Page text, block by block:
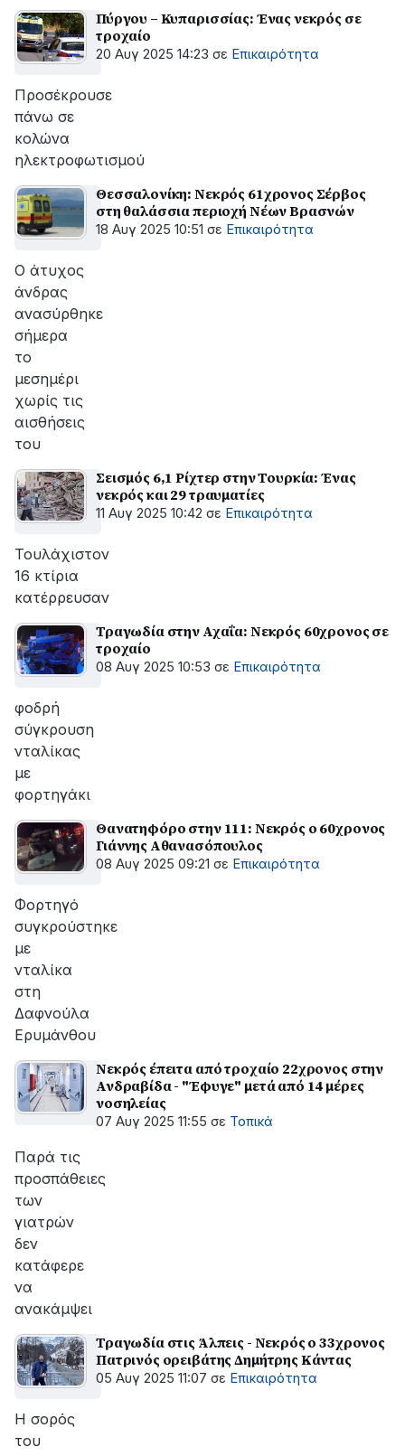
Πύργου – Κυπαρισσίας: Ένας νεκρός σε
τροχαίο
20 Αυγ 2025 14:23 σε Επικαιρότητα
Προσέκρουσε
πάνω σε
κολώνα
ηλεκτροφωτισμού
Θεσσαλονίκη: Νεκρός 61χρονος Σέρβος
στη θαλάσσια περιοχή Νέων Βρασνών
18 Αυγ 2025 10:51 σε Επικαιρότητα
Ο άτυχος
άνδρας
ανασύρθηκε
σήμερα
το
μεσημέρι
χωρίς τις
αισθήσεις
του
Σεισμός 6,1 Ρίχτερ στην Τουρκία: Ένας
νεκρός και 29 τραυματίες
11 Αυγ 2025 10:42 σε Επικαιρότητα
Τουλάχιστον
16 κτίρια
κατέρρευσαν
Τραγωδία στην Αχαΐα: Νεκρός 60χρονος σε
τροχαίο
08 Αυγ 2025 10:53 σε Επικαιρότητα
φοδρή
σύγκρουση
νταλίκας
με
φορτηγάκι
Θανατηφόρο στην 111: Νεκρός ο 60χρονος
Γιάννης Αθανασόπουλος
08 Αυγ 2025 09:21 σε Επικαιρότητα
Φορτηγό
συγκρούστηκε
με
νταλίκα
στη
Δαφνούλα
Ερυμάνθου
Νεκρός έπειτα από τροχαίο 22χρονος στην
Ανδραβίδα - "Έφυγε" μετά από 14 μέρες
νοσηλείας
07 Αυγ 2025 11:55 σε Τοπικά
Παρά τις
προσπάθειες
των
γιατρών
δεν
κατάφερε
να
ανακάμψει
Τραγωδία στις Άλπεις - Νεκρός ο 33χρονος
Πατρινός ορειβάτης Δημήτρης Κάντας
05 Αυγ 2025 11:07 σε Επικαιρότητα
Η σορός
του